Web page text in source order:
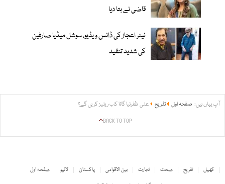
قاضی نے بتا دیا
نیئر اعجاز کی ڈانس ویڈیو، سوشل میڈیا صارفین
کی شدید تنقید
آپ یہاں ہیں: صفحہ اول تفریح علی ظفرنیا گانا کب ریلیز کریں گے؟
BACK TO TOP
صفحہ اول لائیو پاکستان بین الاقوامی تجارت صحت تفریح
کھیل